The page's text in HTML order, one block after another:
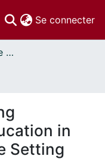
Se connecter
Faculté des sciences de la santé // Faculty of Health Sciences
in
Setting